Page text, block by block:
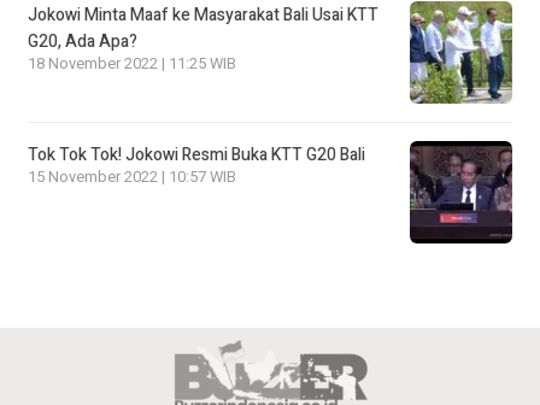
Jokowi Minta Maaf ke Masyarakat Bali Usai KTT
G20, Ada Apa?
18 November 2022 | 11:25 WIB
Tok Tok Tok! Jokowi Resmi Buka KTT G20 Bali
15 November 2022 | 10:57 WIB